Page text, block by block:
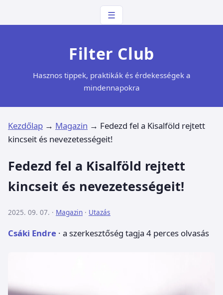
☰
Filter Club
Hasznos tippek, praktikák és érdekességek a
mindennapokra
Kezdőlap → Magazin → Fedezd fel a Kisalföld rejtett
kincseit és nevezetességeit!
Fedezd fel a Kisalföld rejtett
kincseit és nevezetességeit!
2025. 09. 07. · Magazin · Utazás
Csáki Endre · a szerkesztőség tagja 4 perces olvasás